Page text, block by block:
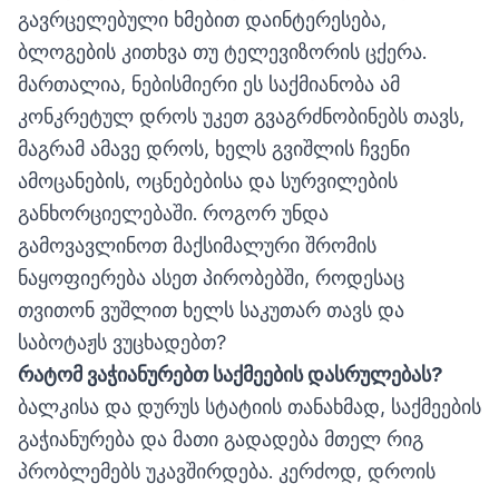
გავრცელებული ხმებით დაინტერესება,
ბლოგების კითხვა თუ ტელევიზორის ცქერა.
მართალია, ნებისმიერი ეს საქმიანობა ამ
კონკრეტულ დროს უკეთ გვაგრძნობინებს თავს,
მაგრამ ამავე დროს, ხელს გვიშლის ჩვენი
ამოცანების, ოცნებებისა და სურვილების
განხორციელებაში. როგორ უნდა
გამოვავლინოთ მაქსიმალური შრომის
ნაყოფიერება ასეთ პირობებში, როდესაც
თვითონ ვუშლით ხელს საკუთარ თავს და
საბოტაჟს ვუცხადებთ?
რატომ ვაჭიანურებთ საქმეების დასრულებას?
ბალკისა და დურუს სტატიის თანახმად, საქმეების
გაჭიანურება და მათი გადადება მთელ რიგ
პრობლემებს უკავშირდება. კერძოდ, დროის